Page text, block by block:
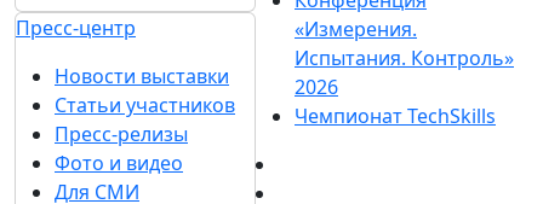
Пресс-центр
Новости выставки
Статьи участников
Пресс-релизы
Фото и видео
Для СМИ
«Измерения.
Испытания. Контроль»
2026
Чемпионат TechSkills